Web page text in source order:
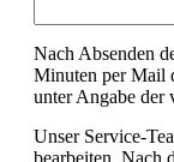
Nach Absenden
Minuten per Mail
unter Angabe der
Unser Service-
bearbeiten. Nach